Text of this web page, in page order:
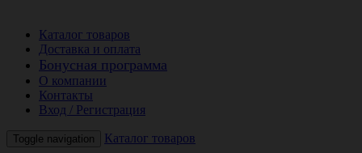
Каталог товаров
Доставка и оплата
Бонусная программа
О компании
Контакты
Вход / Регистрация
Toggle navigation Каталог товаров